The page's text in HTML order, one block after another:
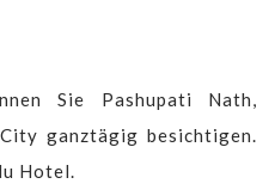
Sie Pashupati Nath,
ganztägig besichtigen.
Hotel.